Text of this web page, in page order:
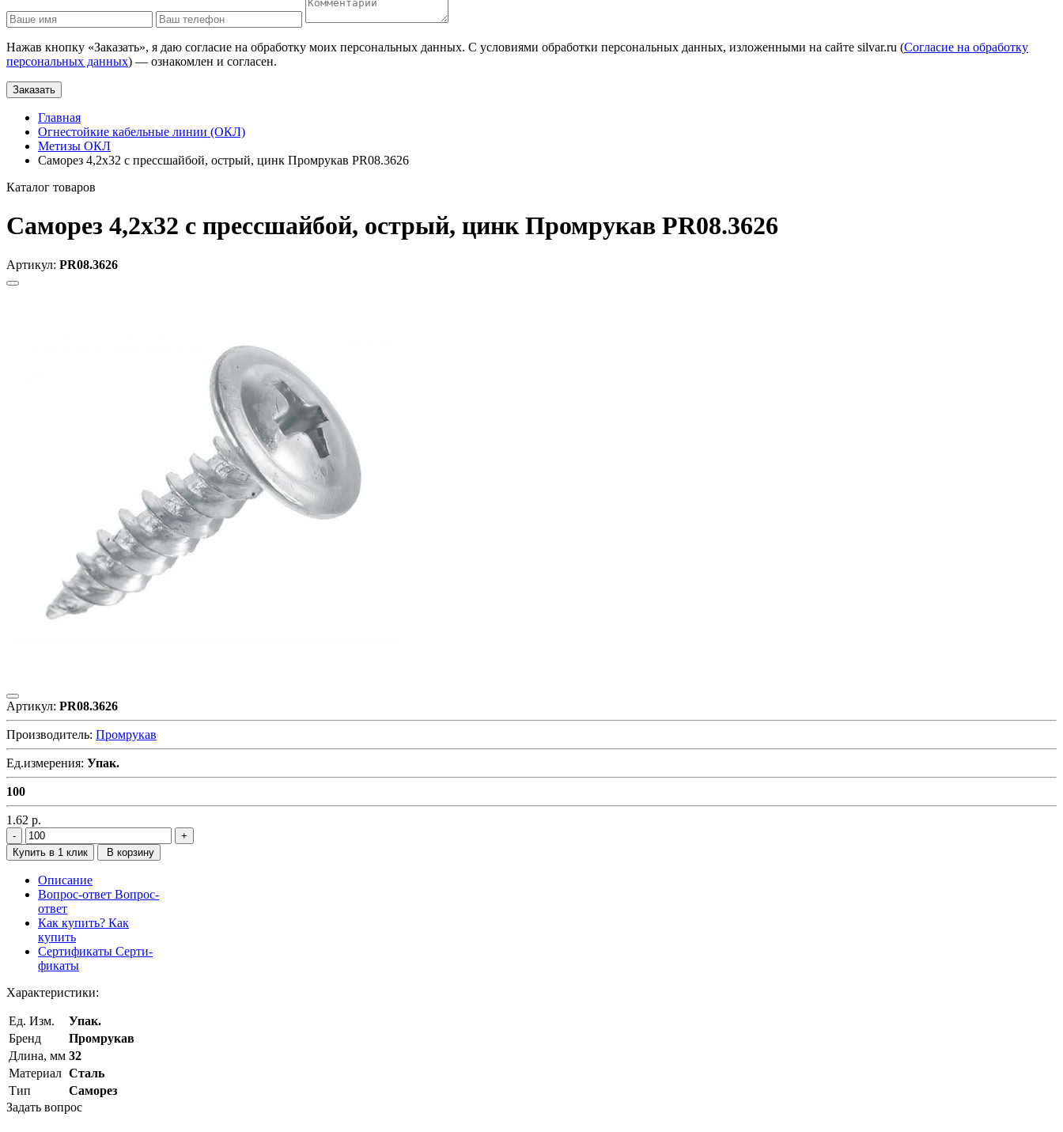
Нажав кнопку «Заказать», я даю согласие на обработку моих персональных данных. С условиями обработки персональных данных, изложенными на сайте silvar.ru (Согласие на обработку
персональных данных) — ознакомлен и согласен.
Заказать
Главная
Огнестойкие кабельные линии (ОКЛ)
Метизы ОКЛ
Саморез 4,2х32 с прессшайбой, острый, цинк Промрукав PR08.3626
Каталог товаров
Саморез 4,2х32 с прессшайбой, острый, цинк Промрукав PR08.3626
Артикул: PR08.3626
Артикул: PR08.3626
Производитель: Промрукав
Ед.измерения: Упак.
100
1.62 р.
Купить в 1 клик В корзину
Описание
Вопрос-ответ Вопрос-
ответ
Как купить? Как
купить
Сертификаты Серти-
фикаты
Характеристики:
Ед. Изм.
Упак.
Бренд
Промрукав
Длина, мм 32
Материал Сталь
Тип
Саморез
Задать вопрос